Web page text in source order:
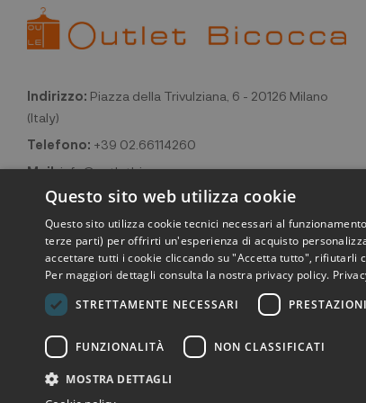
Indirizzo: Piazza della Trivulziana, 6 - 20126 Milano
(Italy)
Telefono: +39 02.66114260
Mail:info@outletbicocca.com
Questo sito web utilizza cookie
Questo sito utilizza cookie tecnici necessari al
terze parti) per offrirti un'esperienza di acquisto
accettare tutti i cookie cliccando su "Accetta tutto", rifiutarli
Per maggiori dettagli consulta la nostra privacy policy.
STRETTAMENTE NECESSARI
FUNZIONALITÀ NON CLASSIFICATI
MOSTRA DETTAGLI